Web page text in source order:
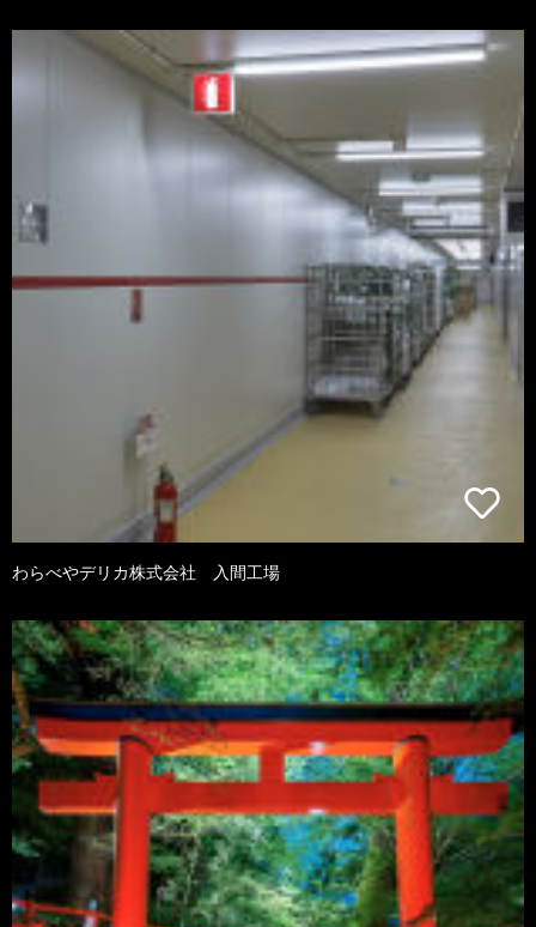
わらべやデリカ株式会社 入間工場